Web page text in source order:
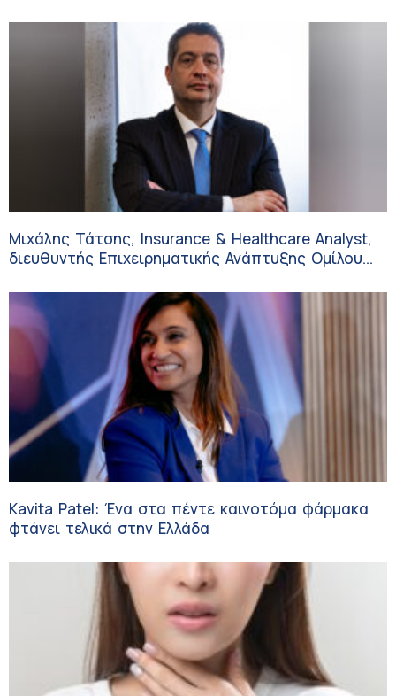
Μιχάλης Τάτσης, Insurance & Healthcare Analyst,
διευθυντής Επιχειρηματικής Ανάπτυξης Ομίλου
Kavita Patel: Ένα στα πέντε καινοτόμα φάρμακα
φτάνει τελικά στην Ελλάδα